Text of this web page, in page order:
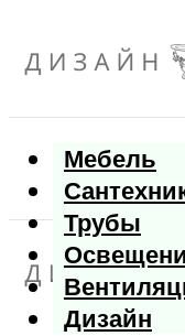
Мебель
Трубы
Дизайн